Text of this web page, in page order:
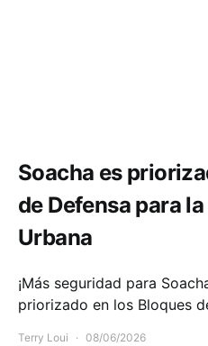
Soacha es
de Defensa para
Urbana
¡Más seguridad para
priorizado en los Bloques
Terry Loui 08/06/2026